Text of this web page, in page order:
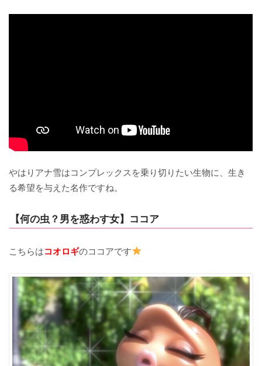
やはりアナ雪はコンプレックスを乗り切りたい生物に、生き
る希望を与えた名作ですね。
【何の虫？男を惑わす女】ココア
こちらはコオロギのココアです